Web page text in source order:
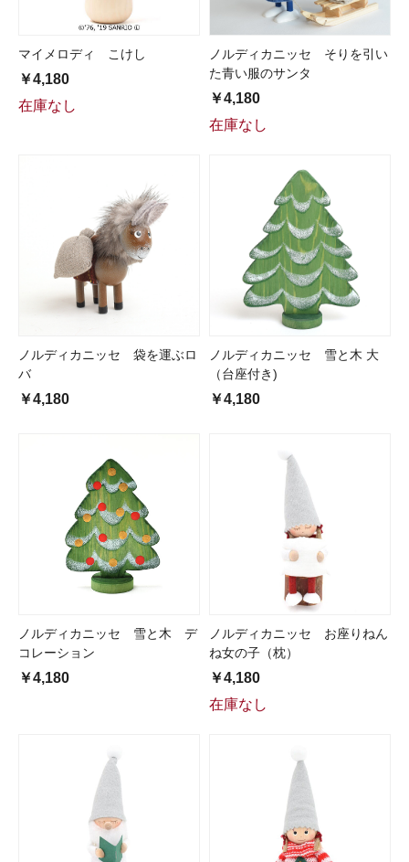
マイメロディ こけし
￥4,180
在庫なし
ノルディカニッセ そりを引い
た青い服のサンタ
￥4,180
在庫なし
ノルディカニッセ 袋を運ぶロ
バ
￥4,180
ノルディカニッセ 雪と木 大
（台座付き)
￥4,180
ノルディカニッセ 雪と木 デ
コレーション
￥4,180
ノルディカニッセ お座りねん
ね女の子（枕）
￥4,180
在庫なし